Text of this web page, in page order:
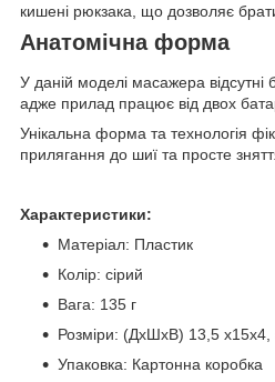
кишені рюкзака, що дозволяє
Анатомічна форма
У даній моделі масажера відсутні
адже прилад працює від двох
Унікальна форма та технологія
прилягання до шиї та просте
Характеристики:
Матеріал: Пластик
Колір: сірий
Вага: 135 г
Розміри: (ДхШхВ) 13,5 х15х4,
Упаковка: Картонна коробка